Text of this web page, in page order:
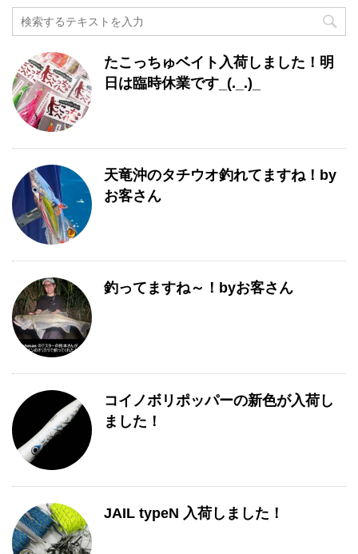
記
事
別
一
覧
たこっちゅベイト入荷しました！明
日は臨時休業です_(._.)_
天竜沖のタチウオ釣れてますね！by
お客さん
釣ってますね～！byお客さん
コイノボリポッパーの新色が入荷し
ました！
JAIL typeN 入荷しました！